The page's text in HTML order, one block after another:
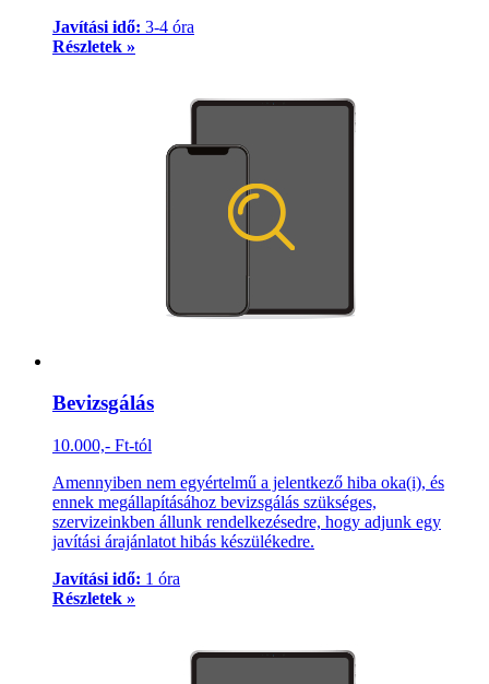
Javítási idő: 3-4 óra
Részletek »
Bevizsgálás
10.000,- Ft-tól
Amennyiben nem egyértelmű a jelentkező hiba oka(i), és
ennek megállapításához bevizsgálás szükséges,
szervizeinkben állunk rendelkezésedre, hogy adjunk egy
javítási árajánlatot hibás készülékedre.
Javítási idő: 1 óra
Részletek »